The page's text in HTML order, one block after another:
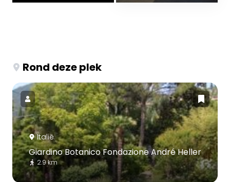
Rond deze plek
Italië
Giardino Botanico Fondazione André Heller
2.9 km